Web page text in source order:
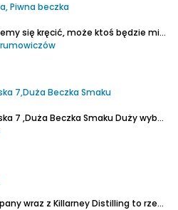
Piwna beczka
Gdzieś w okolicy będziemy się kręcić, może ktoś będzie miał ochotę na wspólne piwo w Piwnej Beczce.
7,Duża Beczka Smaku
7 ,Duża Beczka SmakuDuży wybór piw Maryesztadt i Błonie a nawet piwa z nalewaków.
Killarney Brewing Company wraz z Killarney Distilling to rzemieślniczy browar z destylarnią whiskey z Killarney w hrabstwie Kerry.